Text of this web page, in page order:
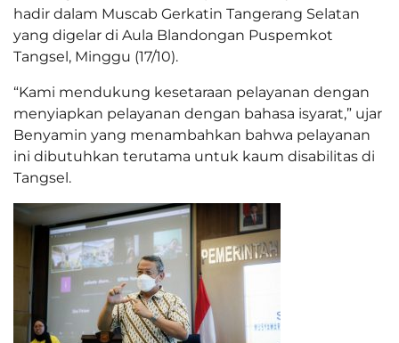
hadir dalam Muscab Gerkatin Tangerang Selatan
yang digelar di Aula Blandongan Puspemkot
Tangsel, Minggu (17/10).
“Kami mendukung kesetaraan pelayanan dengan
menyiapkan pelayanan dengan bahasa isyarat,” ujar
Benyamin yang menambahkan bahwa pelayanan
ini dibutuhkan terutama untuk kaum disabilitas di
Tangsel.